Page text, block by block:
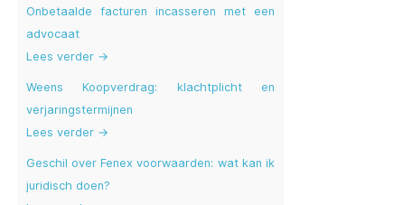
Onbetaalde facturen incasseren met een
advocaat
Lees verder →
Weens Koopverdrag: klachtplicht en
verjaringstermijnen
Lees verder →
Geschil over Fenex voorwaarden: wat kan ik
juridisch doen?